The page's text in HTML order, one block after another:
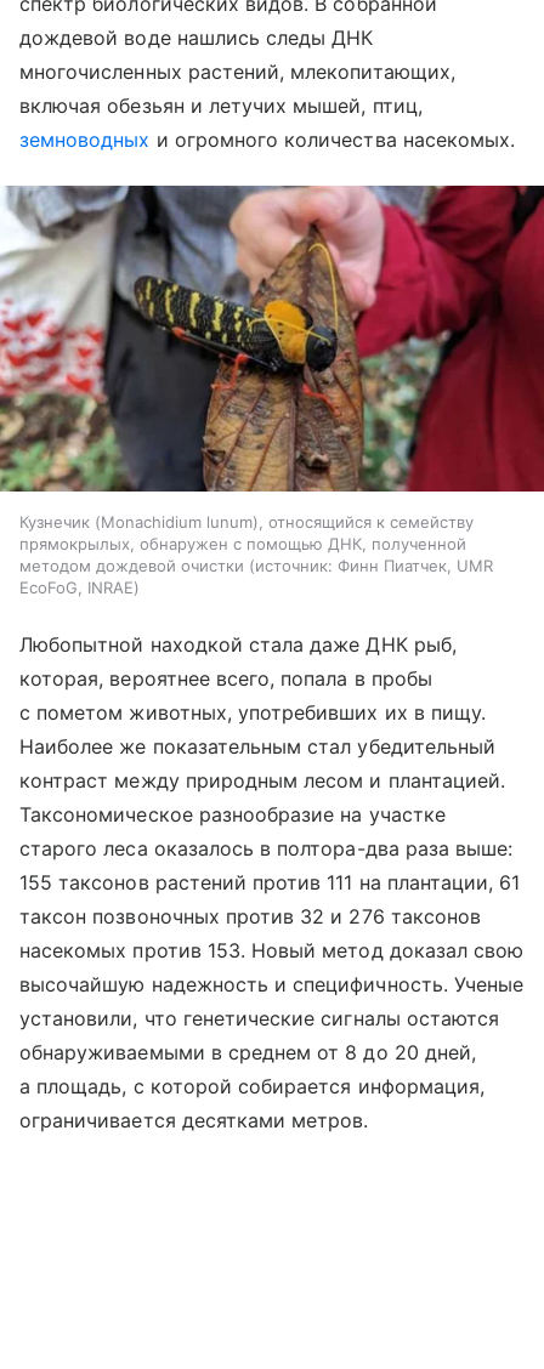
дождевой воде нашлись следы ДНК
многочисленных растений, млекопитающих,
включая обезьян и летучих мышей, птиц,
земноводных и огромного количества насекомых.
Кузнечик (Monachidium lunum), относящийся к семейству
прямокрылых, обнаружен с помощью ДНК, полученной
методом дождевой очистки
источник: Финн Пиатчек, UMR
EcoFoG, INRAE
Любопытной находкой стала даже ДНК рыб,
которая, вероятнее всего, попала в пробы
с пометом животных, употребивших их в пищу.
Наиболее же показательным стал убедительный
контраст между природным лесом и плантацией.
Таксономическое разнообразие на участке
старого леса оказалось в полтора-два раза выше:
155 таксонов растений против 111 на плантации, 61
таксон позвоночных против 32 и 276 таксонов
насекомых против 153. Новый метод доказал свою
высочайшую надежность и специфичность. Ученые
установили, что генетические сигналы остаются
обнаруживаемыми в среднем от 8 до 20 дней,
а площадь, с которой собирается информация,
ограничивается десятками метров.